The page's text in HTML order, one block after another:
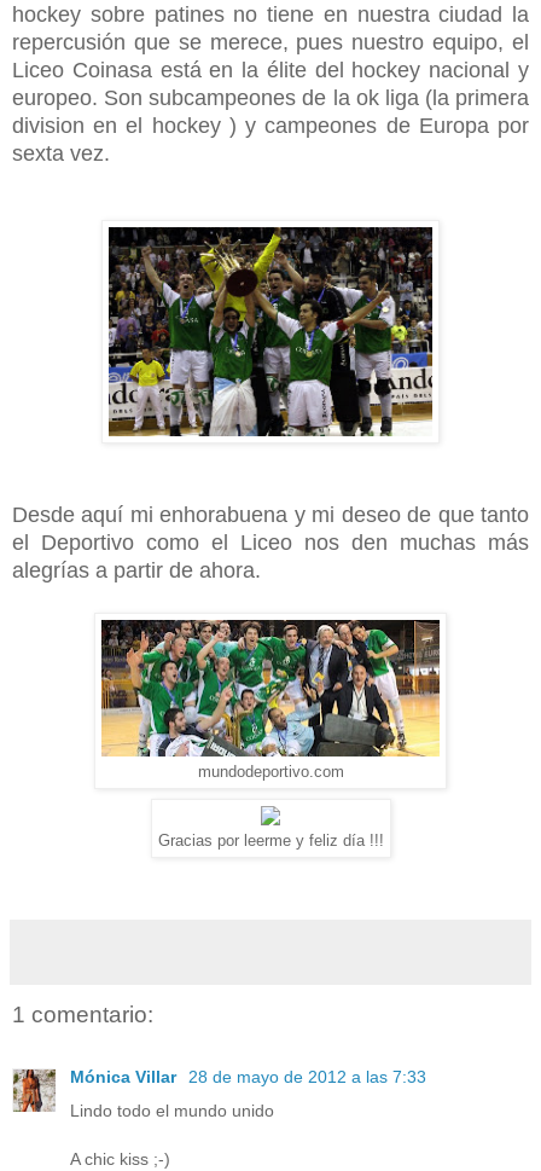
hockey sobre patines no tiene en nuestra ciudad la
repercusión que se merece, pues nuestro equipo, el
Liceo Coinasa está en la élite del hockey nacional y
europeo. Son subcampeones de la ok liga (la primera
division en el hockey ) y campeones de Europa por
sexta vez.
Desde aquí mi enhorabuena y mi deseo de que tanto
el Deportivo como el Liceo nos den muchas más
alegrías a partir de ahora.
mundodeportivo.com
Gracias por leerme y feliz día !!!
1 comentario:
Mónica Villar
28 de mayo de 2012 a las 7:33
Lindo todo el mundo unido
A chic kiss ;-)